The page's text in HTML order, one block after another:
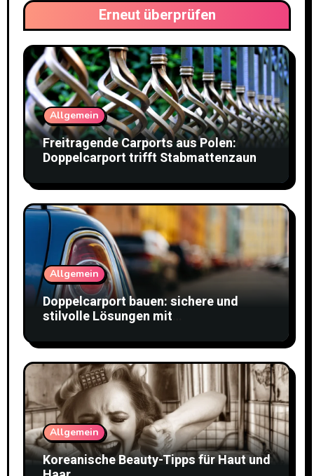
Erneut überprüfen
Allgemein
Freitragende Carports aus Polen:
Doppelcarport trifft Stabmattenzaun
Allgemein
Doppelcarport bauen: sichere und
stilvolle Lösungen mit
Allgemein
Koreanische Beauty-Tipps für Haut und